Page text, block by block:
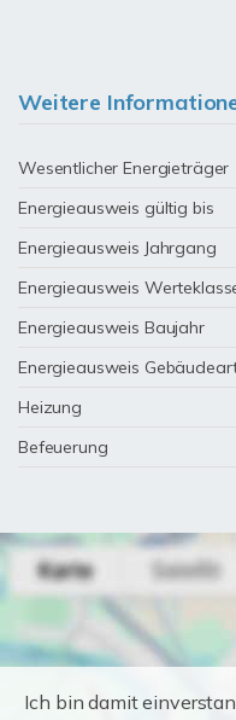
Weitere
Wesentlicher Energieträger
Energieausweis gültig bis
Energieausweis Jahrgang
Energieausweis
Energieausweis Baujahr
Energieausweis
Heizung
Befeuerung
Ich bin damit